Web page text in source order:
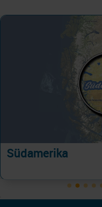
Südamerika